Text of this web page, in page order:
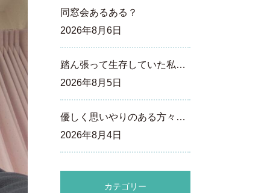
同窓会あるある？
2026年8月6日
踏ん張って生存していた私…
2026年8月5日
優しく思いやりのある方々…
2026年8月4日
カテゴリー